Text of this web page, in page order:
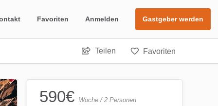
Favoriten Anmelden Gastgeber werden
Teilen Favoriten
590€ Woche / 2 Personen